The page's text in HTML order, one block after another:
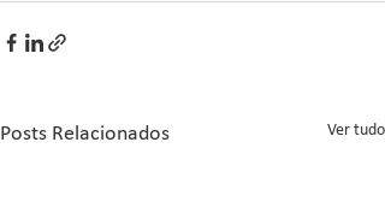
Posts Relacionados Ver tudo